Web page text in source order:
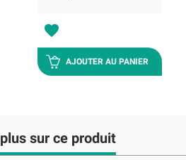
favorite
AJOUTER AU PANIER
sur ce produit